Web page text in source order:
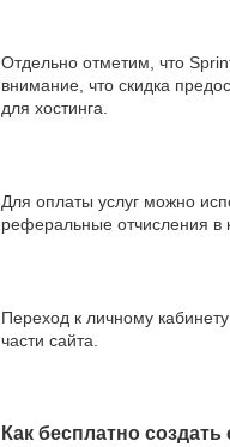
Отдельно отметим, что
внимание, что скидка
для хостинга.
Для оплаты услуг можно
реферальные отчисления в
Переход к личному
части сайта.
Как бесплатно